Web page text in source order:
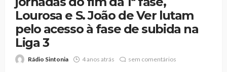
Lourosa e S. João de Ver lutam
pelo acesso à fase de subida na
Liga 3
Rádio Sintonia 4 anos atrás sem comentários